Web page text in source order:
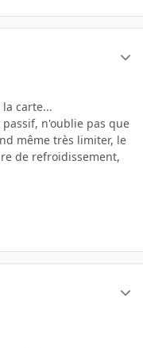
carte...
n'oublie pas que
même très limiter, le
de refroidissement,